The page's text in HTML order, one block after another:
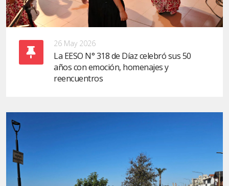
26 May 2026
La EESO N° 318 de Díaz celebró sus 50
años con emoción, homenajes y
reencuentros